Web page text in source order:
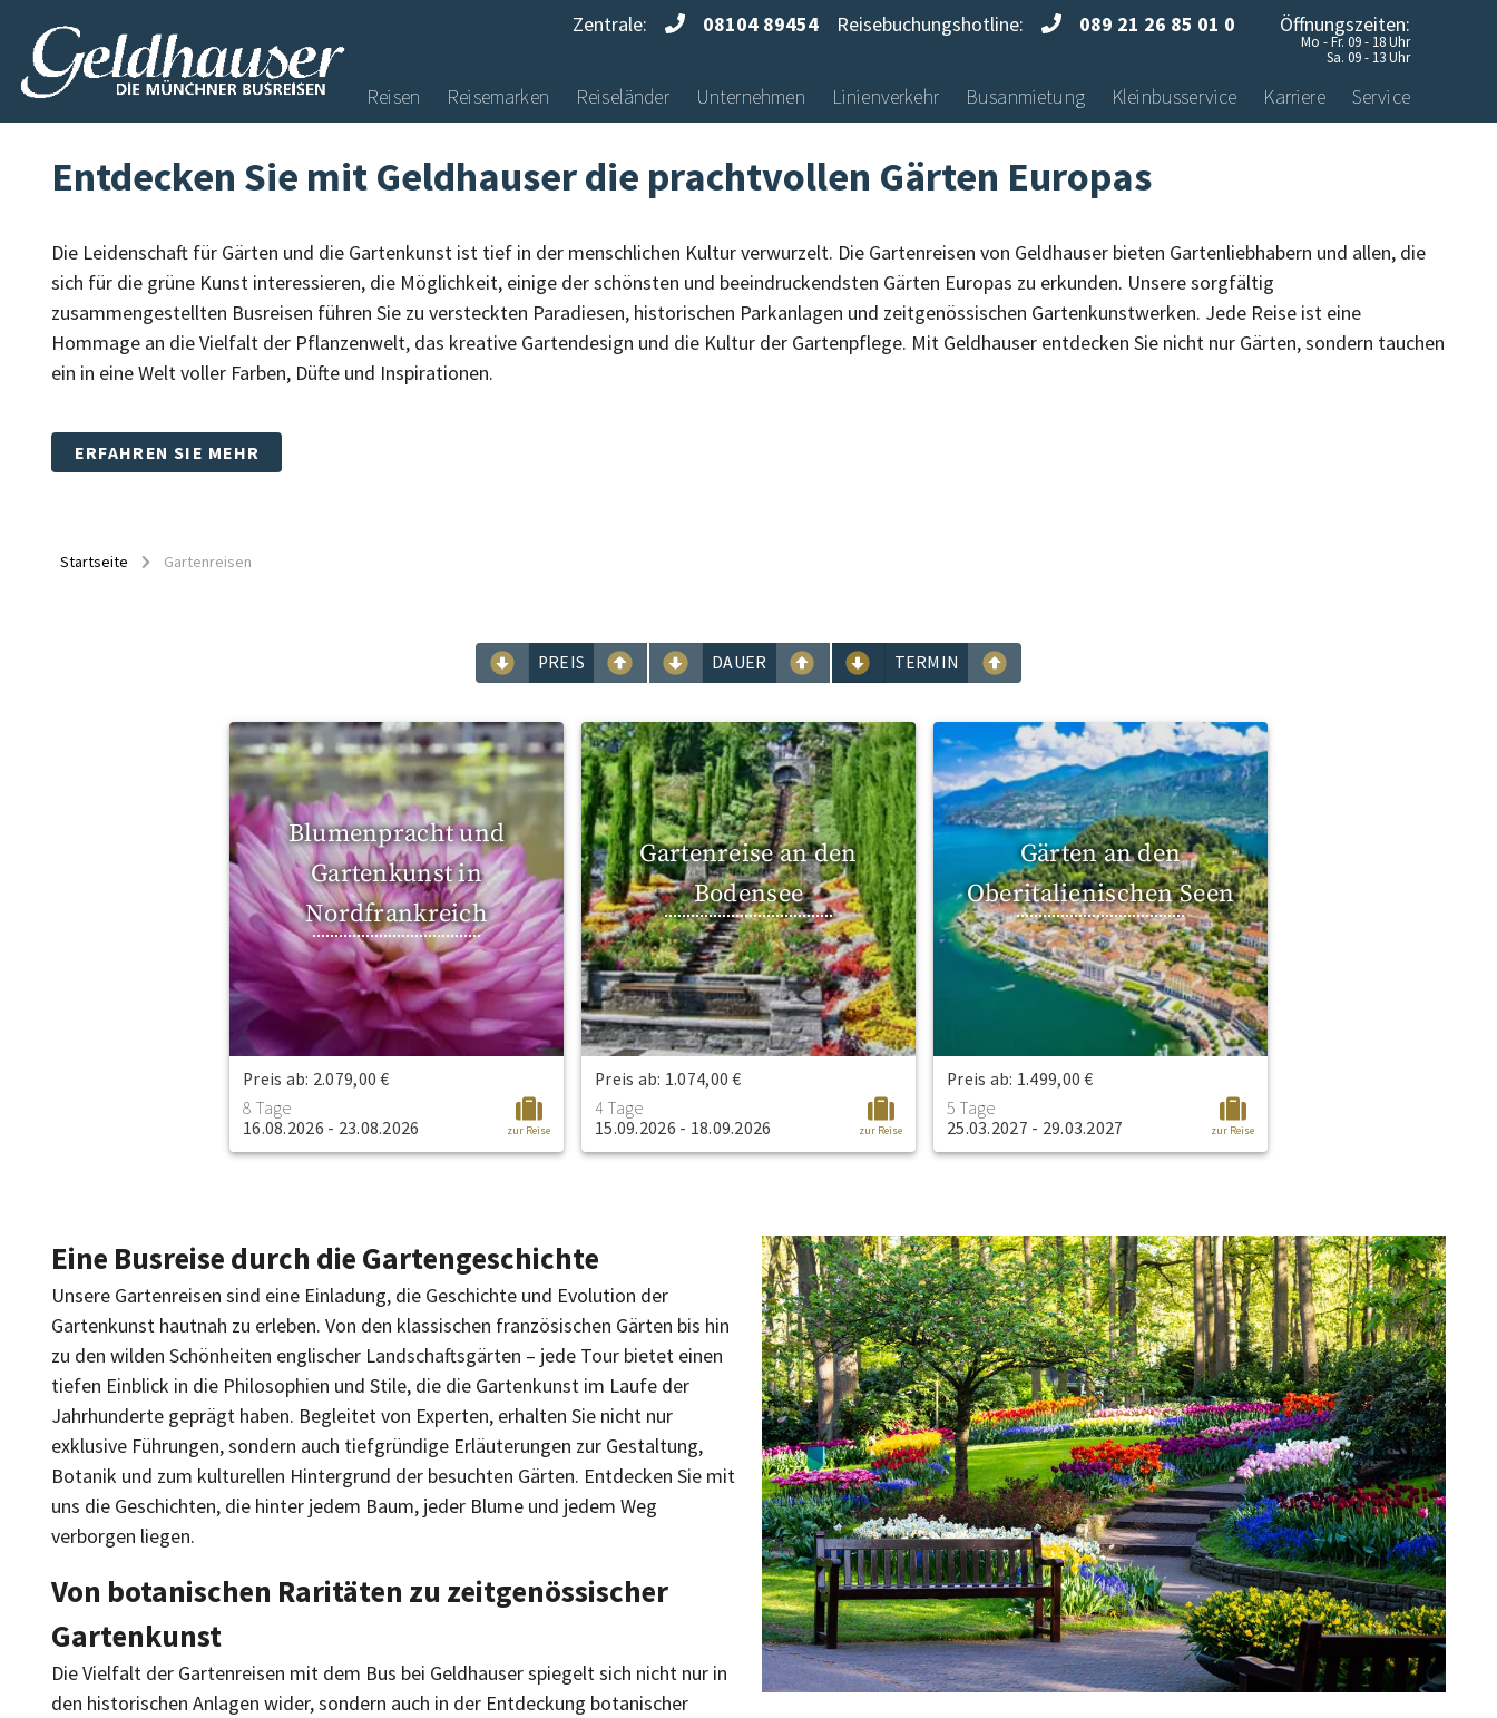
Zentrale: 08104 89454 Reisebuchungshotline: 089 21 26 85 01 0 Öffnungszeiten:
Mo - Fr. 09 - 18 Uhr
Sa. 09 - 13 Uhr
Reisen Reisemarken Reiseländer Unternehmen Linienverkehr Busanmietung Kleinbusservice Karriere Service
Entdecken Sie mit Geldhauser die prachtvollen Gärten Europas
Die Leidenschaft für Gärten und die Gartenkunst ist tief in der menschlichen Kultur verwurzelt. Die Gartenreisen von Geldhauser bieten Gartenliebhabern und allen, die
sich für die grüne Kunst interessieren, die Möglichkeit, einige der schönsten und beeindruckendsten Gärten Europas zu erkunden. Unsere sorgfältig
zusammengestellten Busreisen führen Sie zu versteckten Paradiesen, historischen Parkanlagen und zeitgenössischen Gartenkunstwerken. Jede Reise ist eine
Hommage an die Vielfalt der Pflanzenwelt, das kreative Gartendesign und die Kultur der Gartenpflege. Mit Geldhauser entdecken Sie nicht nur Gärten, sondern tauchen
ein in eine Welt voller Farben, Düfte und Inspirationen.
ERFAHREN SIE MEHR
Startseite Gartenreisen
PREIS DAUER TERMIN
Blumenpracht und
Gartenkunst in
Nordfrankreich
Preis ab: 2.079,00 €
8 Tage
16.08.2026 - 23.08.2026
zur Reise
Gartenreise an den
Bodensee
Preis ab: 1.074,00 €
4 Tage
15.09.2026 - 18.09.2026
zur Reise
Gärten an den
Oberitalienischen Seen
Preis ab: 1.499,00 €
5 Tage
25.03.2027 - 29.03.2027
zur Reise
Eine Busreise durch die Gartengeschichte
Unsere Gartenreisen sind eine Einladung, die Geschichte und Evolution der
Gartenkunst hautnah zu erleben. Von den klassischen französischen Gärten bis hin
zu den wilden Schönheiten englischer Landschaftsgärten – jede Tour bietet einen
tiefen Einblick in die Philosophien und Stile, die die Gartenkunst im Laufe der
Jahrhunderte geprägt haben. Begleitet von Experten, erhalten Sie nicht nur
exklusive Führungen, sondern auch tiefgründige Erläuterungen zur Gestaltung,
Botanik und zum kulturellen Hintergrund der besuchten Gärten. Entdecken Sie mit
uns die Geschichten, die hinter jedem Baum, jeder Blume und jedem Weg
verborgen liegen.
Von botanischen Raritäten zu zeitgenössischer
Gartenkunst
Die Vielfalt der Gartenreisen mit dem Bus bei Geldhauser spiegelt sich nicht nur in
den historischen Anlagen wider, sondern auch in der Entdeckung botanischer